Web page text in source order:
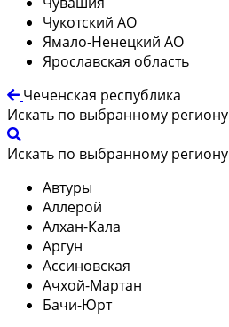
Чукотский АО
Ямало-Ненецкий АО
Ярославская область
Чеченская республика
Искать по выбранному региону
Искать по выбранному региону
Автуры
Аллерой
Алхан-Кала
Аргун
Ассиновская
Ачхой-Мартан
Бачи-Юрт